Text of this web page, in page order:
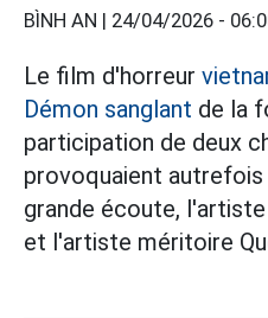
BÌNH AN | 24/04/2026 -
Le film d'horreur
Démon sanglant de la
participation de deux
provoquaient autrefois
grande écoute, l'artiste
et l'artiste méritoire